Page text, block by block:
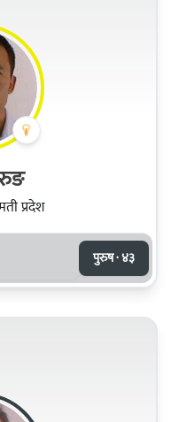
प्रदेश
पुरुष · ४३